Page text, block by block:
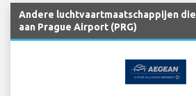
Andere luchtvaartmaatschappijen
aan Prague Airport (PRG)